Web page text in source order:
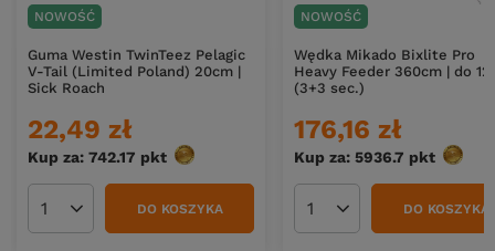
NOWOŚĆ
Guma Westin TwinTeez Pelagic
V-Tail (Limited Poland) 20cm |
Sick Roach
22,49 zł
Kup za: 742.17 pkt punktów
Ilość produktówDO KOSZYKA
NOWOŚĆ
Wędka Mikado Bixlite Pro
Heavy Feeder 360cm | do
(3+3 sec.)
176,16 zł
Kup za: 5936.7 pkt
Ilość produktówDO KOSZYKA